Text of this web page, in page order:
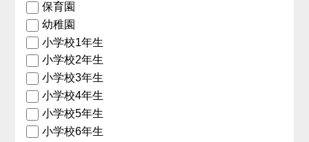
保育園
幼稚園
小学校1年生
小学校2年生
小学校3年生
小学校4年生
小学校5年生
小学校6年生